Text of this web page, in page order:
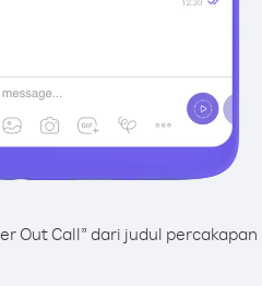
Out Call” dari judul percakapan